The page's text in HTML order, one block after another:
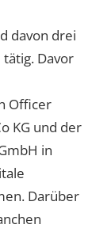
davon drei
tätig. Davor
Officer
KG und der
in
Darüber